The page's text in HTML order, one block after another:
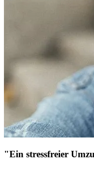
"Ein stressfreier